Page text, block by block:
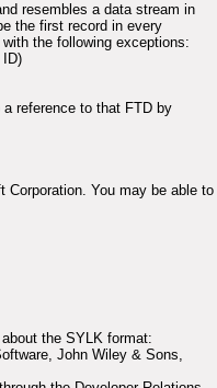
resembles a data stream in
the first record in every
the following exceptions:
ID)
reference to that FTD by
You may be able to
the SYLK format:
John Wiley & Sons,